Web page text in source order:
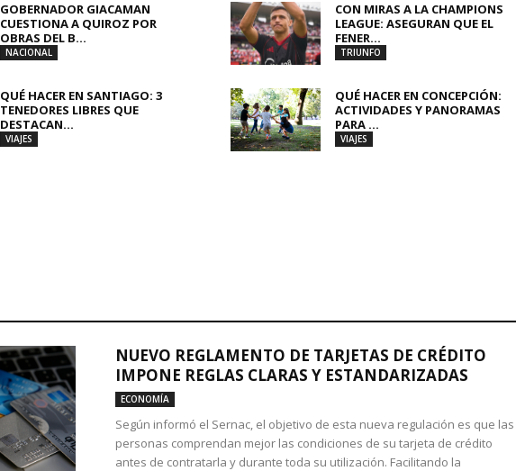
GOBERNADOR GIACAMAN
CUESTIONA A QUIROZ POR
OBRAS DEL B...
NACIONAL
CON MIRAS A LA CHAMPIONS
LEAGUE: ASEGURAN QUE EL
FENER...
TRIUNFO
QUÉ HACER EN SANTIAGO: 3
TENEDORES LIBRES QUE
DESTACAN...
VIAJES
QUÉ HACER EN CONCEPCIÓN:
ACTIVIDADES Y PANORAMAS
PARA ...
VIAJES
NUEVO REGLAMENTO DE TARJETAS DE CRÉDITO
IMPONE REGLAS CLARAS Y ESTANDARIZADAS
ECONOMÍA
Según informó el Sernac, el objetivo de esta nueva regulación es que las
personas comprendan mejor las condiciones de su tarjeta de crédito
antes de contratarla y durante toda su utilización. Facilitando la